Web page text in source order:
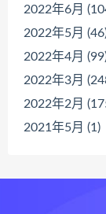
2022年6月
2022年5月
2022年4月
2022年3月
2022年2月
2021年5月 (1)